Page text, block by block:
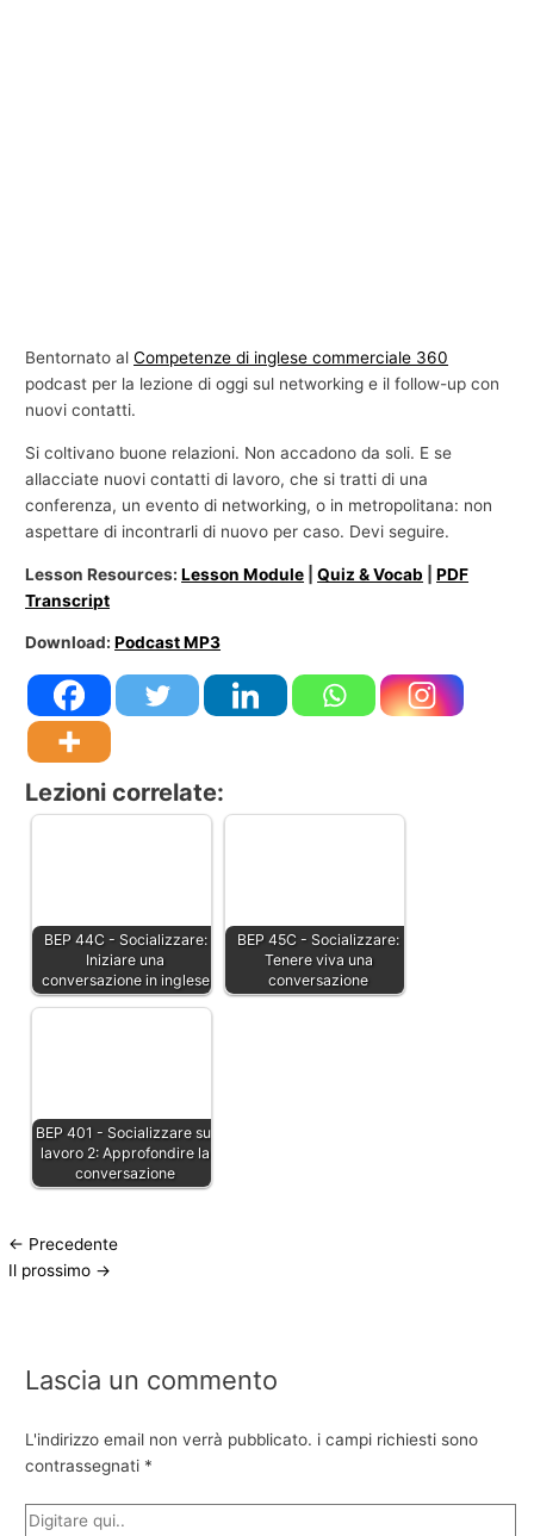
Bentornato alCompetenze di inglese commerciale 360
podcast per la lezione di oggi sul networking e il follow-up con
nuovi contatti.
Si coltivano buone relazioni. Non accadono da soli. E se
allacciate nuovi contatti di lavoro, che si tratti di una
conferenza, un evento di networking, o in metropolitana: non
aspettare di incontrarli di nuovo per caso. Devi seguire.
Lesson Resources:Lesson Module |Quiz & Vocab |PDF
Transcript
Download:Podcast MP3
Lezioni correlate:
BEP 44C - Socializzare:
Iniziare una
conversazione in inglese
BEP 45C - Socializzare:
Tenere viva una
conversazione
BEP 401 - Socializzare sul
lavoro 2: Approfondire la
conversazione
← Precedente
Il prossimo →
Lascia un commento
L'indirizzo email non verrà pubblicato. i campi richiesti sono
contrassegnati *